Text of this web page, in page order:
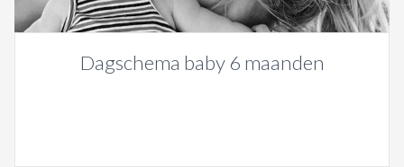
Dagschema baby 6 maanden